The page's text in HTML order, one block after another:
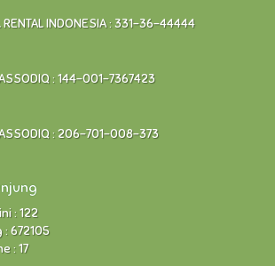
RENTAL INDONESIA : 331-36-44444
: 144-001-7367423
ASSODIQ : 206-701-008-373
: 122
672105
: 17